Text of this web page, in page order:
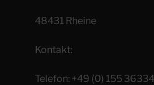
48431 Rheine
Kontakt:
Telefon: +49 (0) 155